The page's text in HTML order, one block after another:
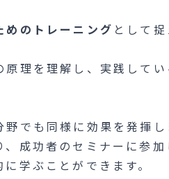
めのトレーニング として
理を理解し、実践してい
でも同様に効果を発揮し
成功者のセミナーに参加
学ぶことができます。